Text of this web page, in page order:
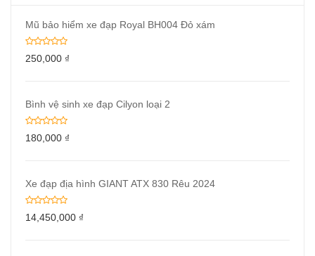
Mũ bảo hiểm xe đạp Royal BH004 Đỏ xám
250,000 ₫
Bình vệ sinh xe đạp Cilyon loại 2
180,000 ₫
Xe đạp địa hình GIANT ATX 830 Rêu 2024
14,450,000 ₫